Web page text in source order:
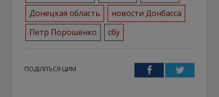
Донецкая область
новости Донбасса
Петр Порошенко
сбу
ПОДІЛІТЬСЯ ЦИМ FacebookTwitter